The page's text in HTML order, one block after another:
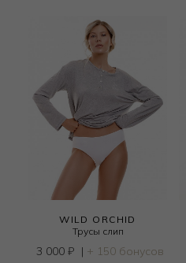
WILD ORCHID
Трусы слип
3 000 ₽ | + 150 бонусов